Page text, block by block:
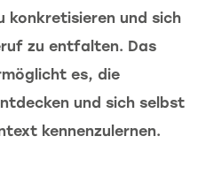
konkretisieren und sich
zu entfalten. Das
es, die
und sich selbst
kennenzulernen.